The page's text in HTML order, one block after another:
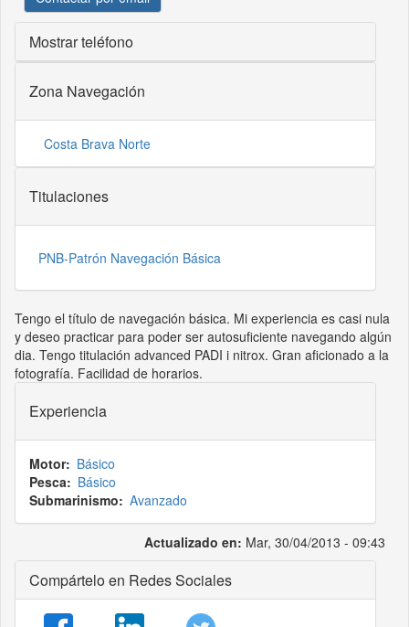
Mostrar teléfono
Zona Navegación
Costa Brava Norte
Titulaciones
PNB-Patrón Navegación Básica
Tengo el título de navegación básica. Mi experiencia es casi nula
y deseo practicar para poder ser autosuficiente navegando algún
dia. Tengo titulación advanced PADI i nitrox. Gran aficionado a la
fotografía. Facilidad de horarios.
Experiencia
Motor
Básico
Pesca
Básico
Submarinismo
Avanzado
Actualizado en: Mar, 30/04/2013 - 09:43
Compártelo en Redes Sociales